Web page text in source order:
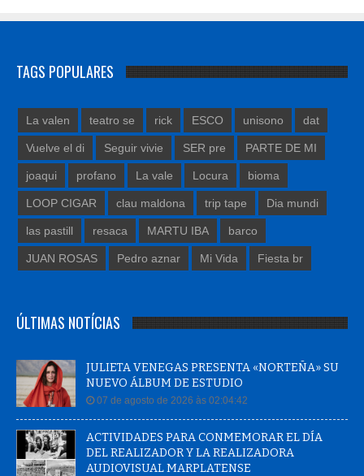
TAGS POPULARES
La valen teatro se rick ESCO unisono dat
Vuelve el di Seguir vivie SER pre PARTE DE MI
joaqui profano La vale Locura bioma
LOOP CIGAR clau maldona trip tape Dia mundi
las pastill resaca MARTU IBA barco
JUAN ROSAS Pedro aznar Mi Vida Fiesta br
ÚLTIMAS NOTÍCIAS
JULIETA VENEGAS PRESENTA «NORTEÑA» SU
NUEVO ÁLBUM DE ESTUDIO
07 de agosto de 2026 às 02:04:42
ACTIVIDADES PARA CONMEMORAR EL DÍA
DEL REALIZADOR Y LA REALIZADORA
AUDIOVISUAL MARPLATENSE